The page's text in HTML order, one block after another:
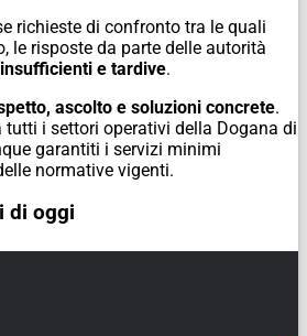
richieste di confronto tra le quali
le risposte da parte delle autorità
insufficienti e tardive.
ascolto e soluzioni concrete.
tutti i settori operativi della Dogana di
garantiti i servizi minimi
normative vigenti.
di oggi